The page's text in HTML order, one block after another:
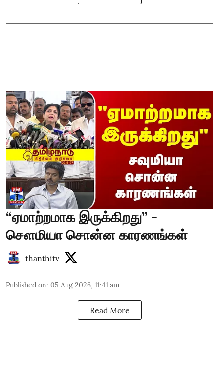
“ஏமாற்றமாக இருக்கிறது” -
சௌமியா சொன்ன காரணங்கள்
thanthitv
Published on: 05 Aug 2026, 11:41 am
Read More